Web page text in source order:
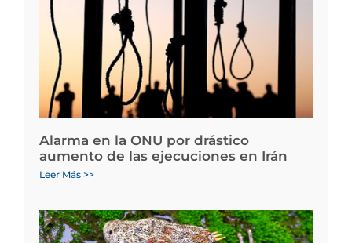
Alarma en la ONU por drástico
aumento de las ejecuciones en Irán
Leer Más >>